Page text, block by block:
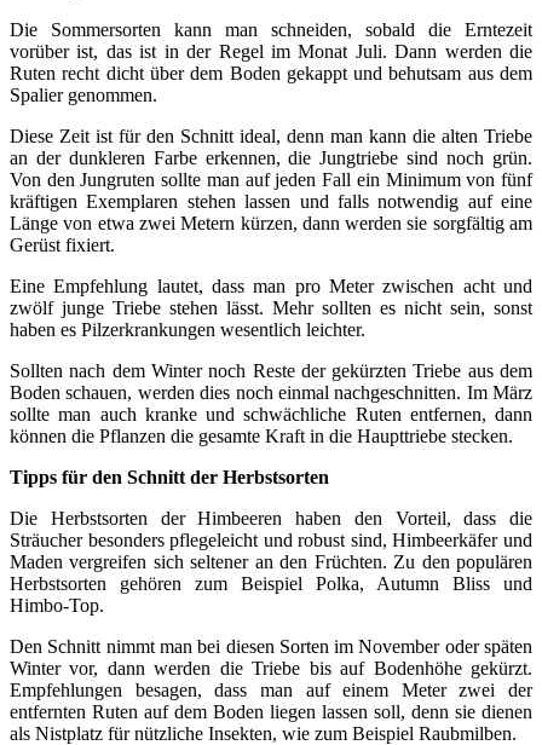
Die Sommersorten kann man schneiden, sobald die Erntezeit
vorüber ist, das ist in der Regel im Monat Juli. Dann werden die
Ruten recht dicht über dem Boden gekappt und behutsam aus dem
Spalier genommen.
Diese Zeit ist für den Schnitt ideal, denn man kann die alten Triebe
an der dunkleren Farbe erkennen, die Jungtriebe sind noch grün.
Von den Jungruten sollte man auf jeden Fall ein Minimum von fünf
kräftigen Exemplaren stehen lassen und falls notwendig auf eine
Länge von etwa zwei Metern kürzen, dann werden sie sorgfältig am
Gerüst fixiert.
Eine Empfehlung lautet, dass man pro Meter zwischen acht und
zwölf junge Triebe stehen lässt. Mehr sollten es nicht sein, sonst
haben es Pilzerkrankungen wesentlich leichter.
Sollten nach dem Winter noch Reste der gekürzten Triebe aus dem
Boden schauen, werden dies noch einmal nachgeschnitten. Im März
sollte man auch kranke und schwächliche Ruten entfernen, dann
können die Pflanzen die gesamte Kraft in die Haupttriebe stecken.
Tipps für den Schnitt der Herbstsorten
Die Herbstsorten der Himbeeren haben den Vorteil, dass die
Sträucher besonders pflegeleicht und robust sind, Himbeerkäfer und
Maden vergreifen sich seltener an den Früchten. Zu den populären
Herbstsorten gehören zum Beispiel Polka, Autumn Bliss und
Himbo-Top.
Den Schnitt nimmt man bei diesen Sorten im November oder späten
Winter vor, dann werden die Triebe bis auf Bodenhöhe gekürzt.
Empfehlungen besagen, dass man auf einem Meter zwei der
entfernten Ruten auf dem Boden liegen lassen soll, denn sie dienen
als Nistplatz für nützliche Insekten, wie zum Beispiel Raubmilben.